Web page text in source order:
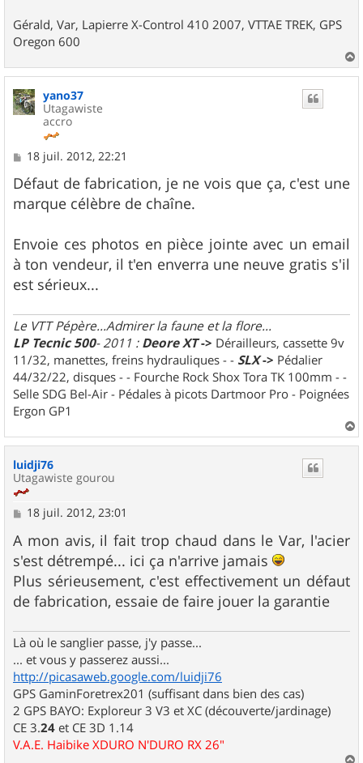
Gérald, Var, Lapierre X-Control 410 2007, VTTAE TREK, GPS
Oregon 600
a
yano37
Utagawiste
accro
M
s
s
a
18 juil. 2012, 22:21
Défaut de fabrication, je ne vois que ça, c'est une
marque célèbre de chaîne.
Envoie ces photos en pièce jointe avec un email
à ton vendeur, il t'en enverra une neuve gratis s'il
est sérieux...
Le VTT Pépère...Admirer la faune et la flore...
LP Tecnic 500- 2011 : Deore XT-> Dérailleurs, cassette 9v
11/32, manettes, freins hydrauliques - - SLX-> Pédalier
44/32/22, disques - - Fourche Rock Shox Tora TK 100mm - -
Selle SDG Bel-Air - Pédales à picots Dartmoor Pro - Poignées
Ergon GP1
a
luidji76
Utagawiste gourou
M
s
a
g
e
18 juil. 2012, 23:01
A mon avis, il fait trop chaud dans le Var, l'acier
s'est détrempé... ici ça n'arrive jamais
Plus sérieusement, c'est effectivement un défaut
de fabrication, essaie de faire jouer la garantie
Là où le sanglier passe, j'y passe...
... et vous y passerez aussi...
http://picasaweb.google.com/luidji76
GPS GaminForetrex201 (suffisant dans bien des cas)
2 GPS BAYO: Exploreur 3 V3 et XC (découverte/jardinage)
CE 3.24 et CE 3D 1.14
V.A.E. Haibike XDURO N'DURO RX 26"